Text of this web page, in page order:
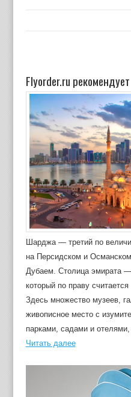
Flyorder.ru рекомендует
Шарджа — третий по
на Персидском и
Дубаем. Столица эмирата
который по праву
Здесь множество музеев,
живописное место с
парками, садами и
Читать далее